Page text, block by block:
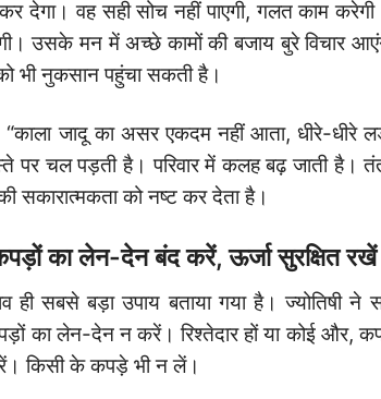
देगा। वह सही सोच नहीं पाएगी, गलत काम
उसके मन में अच्छे कामों की बजाय बुरे विचार
को भी नुकसान पहुंचा सकती है।
“काला जादू का असर एकदम नहीं आता, धीरे-धीरे
पर चल पड़ती है। परिवार में कलह बढ़ जाती है।
सकारात्मकता को नष्ट कर देता है।
का लेन-देन बंद करें, ऊर्जा सुरक्षित रखें
ही सबसे बड़ा उपाय बताया गया है। ज्योतिषी
का लेन-देन न करें। रिश्तेदार हों या कोई और,
किसी के कपड़े भी न लें।